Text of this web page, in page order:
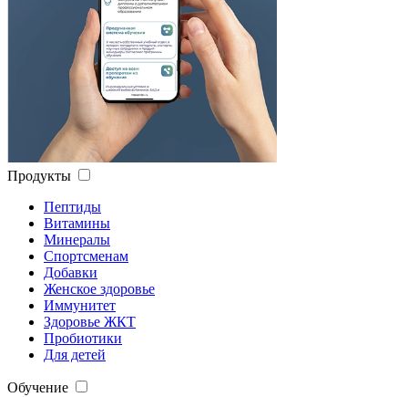
Продукты
Пептиды
Витамины
Минералы
Спортсменам
Добавки
Женское здоровье
Иммунитет
Здоровье ЖКТ
Пробиотики
Для детей
Обучение